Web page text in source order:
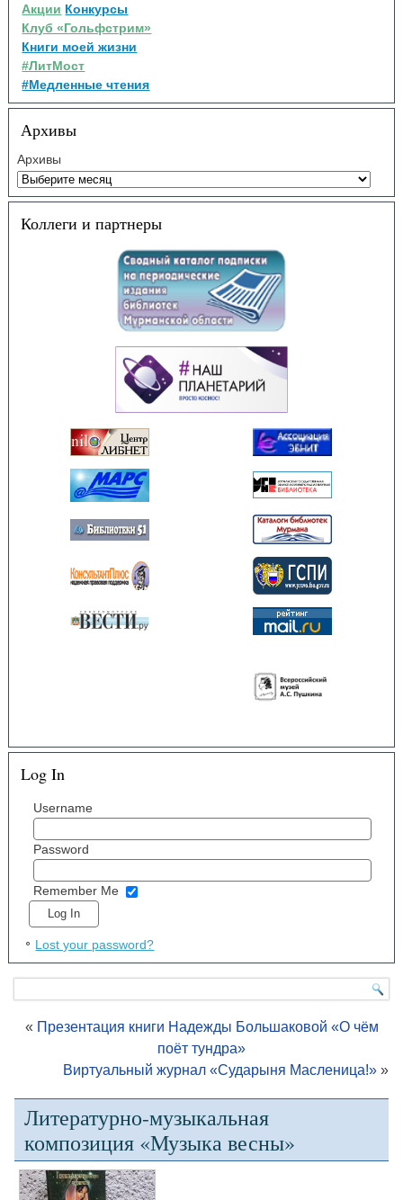
Акции Конкурсы
Клуб «Гольфстрим»
Книги моей жизни
#ЛитМост
#Медленные чтения
Архивы
Архивы
Коллеги и партнеры
Log In
Username
Password
Remember Me
Lost your password?
« Презентация книги Надежды Большаковой «О чём
поёт тундра»
Виртуальный журнал «Сударыня Масленица!»»
Литературно-музыкальная
композиция «Музыка весны»